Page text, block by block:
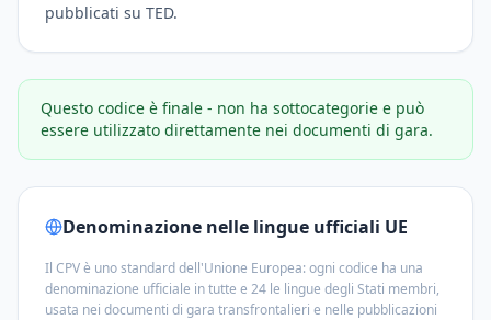
pubblicati su TED.
Questo codice è finale - non ha sottocategorie e può
essere utilizzato direttamente nei documenti di gara.
Denominazione nelle lingue ufficiali UE
Il CPV è uno standard dell'Unione Europea: ogni codice ha una
denominazione ufficiale in tutte e 24 le lingue degli Stati membri,
usata nei documenti di gara transfrontalieri e nelle pubblicazioni